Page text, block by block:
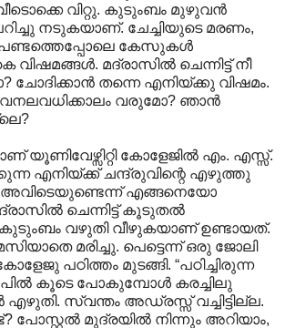
വിറ്റു. കുടുംബം മുഴുവൻ
നടുകയാണ്. ചേച്ചിയുടെ മരണം,
പണ്ടത്തെപ്പോലെ കേസുകൾ
വിഷമങ്ങൾ. മദ്രാസിൽ ചെന്നിട്ട് നീ
തന്നെ എനിയ്ക്കു വിഷമം.
വരുമോ? ഞാൻ
യൂണിവേഴ്സിറ്റി കോളേജിൽ എം. എസ്സ്.
എനിയ്ക്ക് ചന്ദ്രുവിന്റെ എഴുത്തു
അവിടെയുണ്ടെന്ന് എങ്ങനെയോ
ചെന്നിട്ട് കൂടുതൽ
കുടുംബം വഴുതി വീഴുകയാണ് ഉണ്ടായത്.
മരിച്ചു. പെട്ടെന്ന് ഒരു ജോലി
പഠിത്തം മുടങ്ങി. “പഠിച്ചിരുന്ന
കൂടെ പോകുമ്പോൾ കരച്ചിലു
സ്വന്തം അഡ്രസ്സ് വച്ചിട്ടില്ല.
മുദ്രയിൽ നിന്നും അറിയാം,